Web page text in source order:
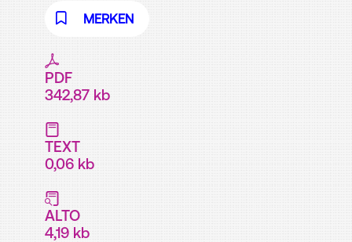
MERKEN
PDF
342,87 kb
TEXT
0,06 kb
ALTO
4,19 kb